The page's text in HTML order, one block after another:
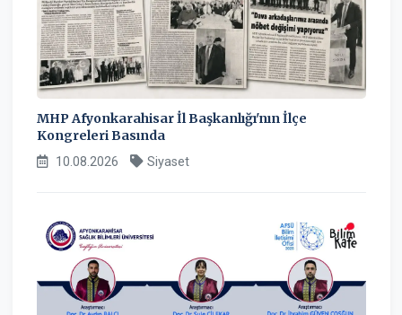
MHP Afyonkarahisar İl Başkanlığı'nın İlçe
Kongreleri Basında
10.08.2026 Siyaset